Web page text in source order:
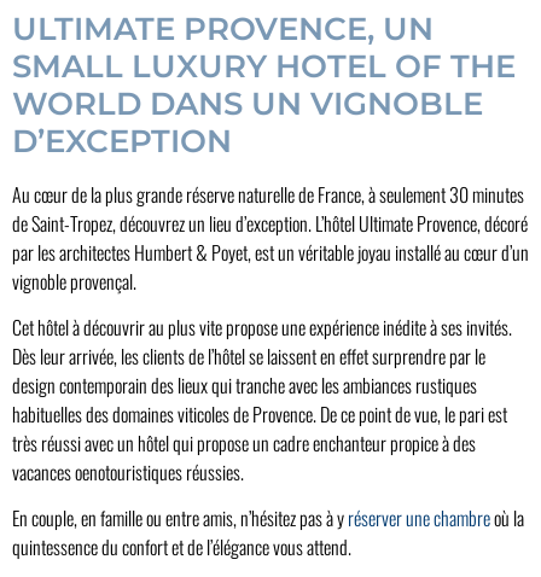
ULTIMATE PROVENCE, UN
SMALL LUXURY HOTEL OF THE
WORLD DANS UN VIGNOBLE
D’EXCEPTION
Au cœur de la plus grande réserve naturelle de France, à seulement 30 minutes
de Saint-Tropez, découvrez un lieu d’exception. L’hôtel Ultimate Provence, décoré
par les architectes Humbert & Poyet, est un véritable joyau installé au cœur d’un
vignoble provençal.
Cet hôtel à découvrir au plus vite propose une expérience inédite à ses invités.
Dès leur arrivée, les clients de l’hôtel se laissent en effet surprendre par le
design contemporain des lieux qui tranche avec les ambiances rustiques
habituelles des domaines viticoles de Provence. De ce point de vue, le pari est
très réussi avec un hôtel qui propose un cadre enchanteur propice à des
vacances oenotouristiques réussies.
En couple, en famille ou entre amis, n’hésitez pas à yréserver une chambreoù la
quintessence du confort et de l’élégance vous attend.